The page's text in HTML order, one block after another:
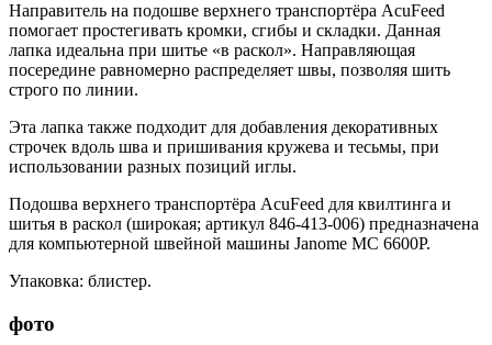
Направитель на подошве верхнего транспортёра AcuFeed
помогает простегивать кромки, сгибы и складки. Данная
лапка идеальна при шитье «в раскол». Направляющая
посередине равномерно распределяет швы, позволяя шить
строго по линии.
Эта лапка также подходит для добавления декоративных
строчек вдоль шва и пришивания кружева и тесьмы, при
использовании разных позиций иглы.
Подошва верхнего транспортёра AcuFeed для квилтинга и
шитья в раскол (широкая; артикул 846-413-006) предназначена
для компьютерной швейной машины Janome MC 6600P.
Упаковка: блистер.
фото